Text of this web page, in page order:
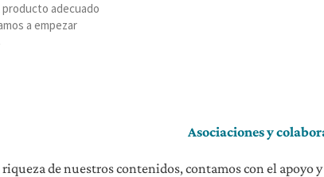
adecuado
a empezar
Asociaciones y
riqueza de nuestros contenidos, contamos con el apoyo